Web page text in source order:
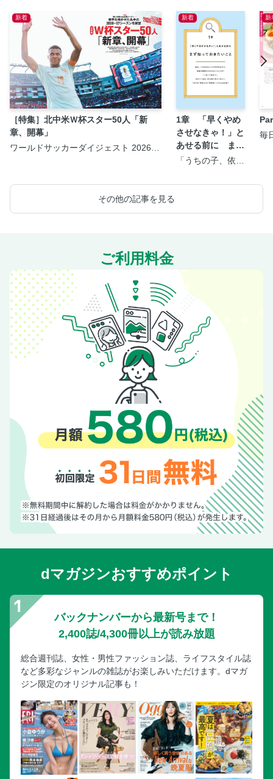
新着
［特集］北中米Ｗ杯スター50人「新
章、開幕」
ワールドサッカーダイジェスト 2026年
新着
1章 「早くやめ
させなきゃ！」と
あせる前に まず
知っておきたいこ
「うちの子、依存
が全部のってる本
新
毎
その他の記事を見る
ご利用料金
dマガジンおすすめポイント
バックナンバーから最新号まで！
2,400誌/4,300冊以上が読み放題
総合週刊誌、女性・男性ファッション誌、ライフスタイル誌
など多彩なジャンルの雑誌がお楽しみいただけます。dマガ
ジン限定のオリジナル記事も！